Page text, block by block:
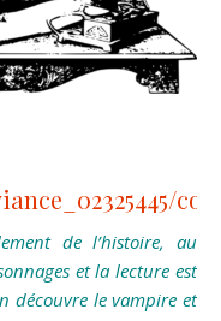
de l’histoire, au
et la lecture est
découvre le vampire et